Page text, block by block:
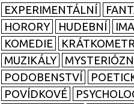
EXPERIMENTÁLNÍ
HORORY
HUDEBNÍ
KOMEDIE
MUZIKÁLY
PODOBENSTVÍ
POVÍDKOVÉ